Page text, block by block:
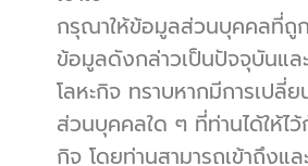
กรุณาให้ข้อมูลส่วนบุคคลที่ถู
ข้อมูลดังกล่าวเป็นปัจจุบันแล
โลหะกิจ ทราบหากมีการเปลี่
ส่วนบุคคลใด ๆ ที่ท่านได้ให้ไว้
กิจ โดยท่านสามารถเข้าถึงแ